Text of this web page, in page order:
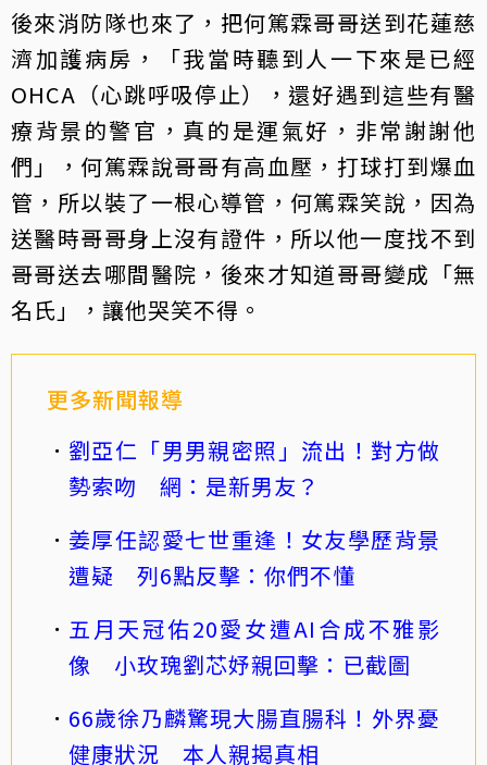
後來消防隊也來了，把何篤霖哥哥送到花蓮慈
濟加護病房，「我當時聽到人一下來是已經
OHCA（心跳呼吸停止），還好遇到這些有醫
療背景的警官，真的是運氣好，非常謝謝他
們」，何篤霖說哥哥有高血壓，打球打到爆血
管，所以裝了一根心導管，何篤霖笑說，因為
送醫時哥哥身上沒有證件，所以他一度找不到
哥哥送去哪間醫院，後來才知道哥哥變成「無
名氏」，讓他哭笑不得。
更多新聞報導
劉亞仁「男男親密照」流出！對方做
勢索吻 網：是新男友？
姜厚任認愛七世重逢！女友學歷背景
遭疑 列6點反擊：你們不懂
五月天冠佑20愛女遭AI合成不雅影
像 小玫瑰劉芯妤親回擊：已截圖
66歲徐乃麟驚現大腸直腸科！外界憂
健康狀況 本人親揭真相